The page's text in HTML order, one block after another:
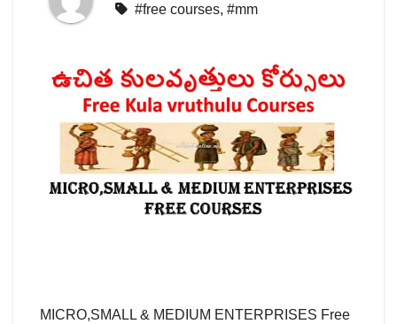
#free courses, #mm
MICRO,SMALL & MEDIUM ENTERPRISES Free